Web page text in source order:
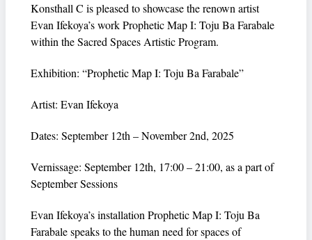
Konsthall C is pleased to showcase the renown artist
Evan Ifekoya’s work Prophetic Map I: Toju Ba Farabale
within the Sacred Spaces Artistic Program.
Exhibition: “Prophetic Map I: Toju Ba Farabale”
Artist: Evan Ifekoya
Dates: September 12th – November 2nd, 2025
Vernissage: September 12th, 17:00 – 21:00, as a part of
September Sessions
Evan Ifekoya’s installation Prophetic Map I: Toju Ba
Farabale speaks to the human need for spaces of